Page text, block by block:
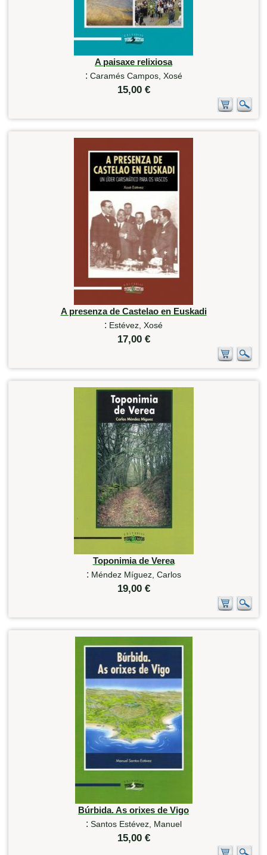
A paisaxe relixiosa
: Caramés Campos, Xosé
15,00 €
A presenza de Castelao en Euskadi
: Estévez, Xosé
17,00 €
Toponimia de Verea
: Méndez Míguez, Carlos
19,00 €
Búrbida. As orixes de Vigo
: Santos Estévez, Manuel
15,00 €